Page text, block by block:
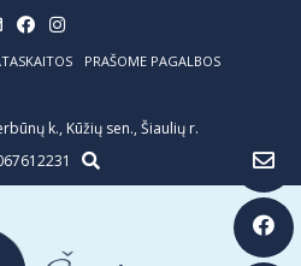
PRAŠOME PAGALBOS
k., Kūžių sen., Šiaulių r.